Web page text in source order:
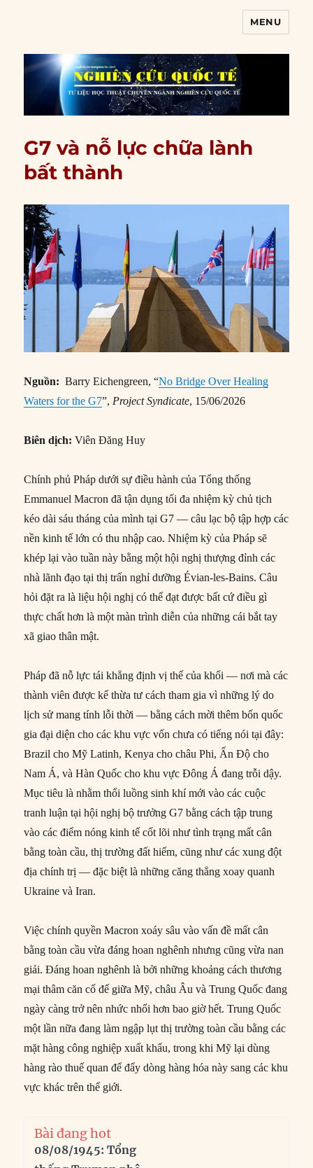
MENU
G7 và nỗ lực chữa lành
bất thành
Nguồn: Barry Eichengreen, “No Bridge Over Healing
Waters for the G7”,Project Syndicate, 15/06/2026
Biên dịch:Viên Đăng Huy
Chính phủ Pháp dưới sự điều hành của Tổng thống
Emmanuel Macron đã tận dụng tối đa nhiệm kỳ chủ tịch
kéo dài sáu tháng của mình tại G7 — câu lạc bộ tập hợp các
nền kinh tế lớn có thu nhập cao. Nhiệm kỳ của Pháp sẽ
khép lại vào tuần này bằng một hội nghị thượng đỉnh các
nhà lãnh đạo tại thị trấn nghỉ dưỡng Évian-les-Bains. Câu
hỏi đặt ra là liệu hội nghị có thể đạt được bất cứ điều gì
thực chất hơn là một màn trình diễn của những cái bắt tay
xã giao thân mật.
Pháp đã nỗ lực tái khẳng định vị thế của khối — nơi mà các
thành viên được kế thừa tư cách tham gia vì những lý do
lịch sử mang tính lỗi thời — bằng cách mời thêm bốn quốc
gia đại diện cho các khu vực vốn chưa có tiếng nói tại đây:
Brazil cho Mỹ Latinh, Kenya cho châu Phi, Ấn Độ cho
Nam Á, và Hàn Quốc cho khu vực Đông Á đang trỗi dậy.
Mục tiêu là nhằm thổi luồng sinh khí mới vào các cuộc
tranh luận tại hội nghị bộ trưởng G7 bằng cách tập trung
vào các điểm nóng kinh tế cốt lõi như tình trạng mất cân
bằng toàn cầu, thị trường đất hiếm, cũng như các xung đột
địa chính trị — đặc biệt là những căng thẳng xoay quanh
Ukraine và Iran.
Việc chính quyền Macron xoáy sâu vào vấn đề mất cân
bằng toàn cầu vừa đáng hoan nghênh nhưng cũng vừa nan
giải. Đáng hoan nghênh là bởi những khoảng cách thương
mại thâm căn cố đế giữa Mỹ, châu Âu và Trung Quốc đang
ngày càng trở nên nhức nhối hơn bao giờ hết. Trung Quốc
một lần nữa đang làm ngập lụt thị trường toàn cầu bằng các
mặt hàng công nghiệp xuất khẩu, trong khi Mỹ lại dùng
hàng rào thuế quan để đẩy dòng hàng hóa này sang các khu
vực khác trên thế giới.
Bài đang hot
08/08/1945: Tổng